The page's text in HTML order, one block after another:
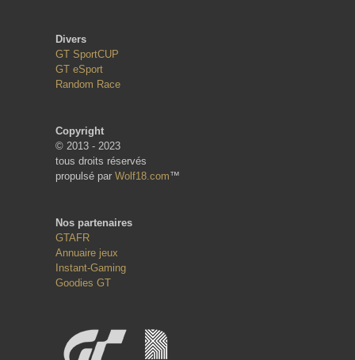
Divers
GT SportCUP
GT eSport
Random Race
Copyright
© 2013 - 2023
tous droits réservés
propulsé par Wolf18.com™
Nos partenaires
GTAFR
Annuaire jeux
Instant-Gaming
Goodies GT